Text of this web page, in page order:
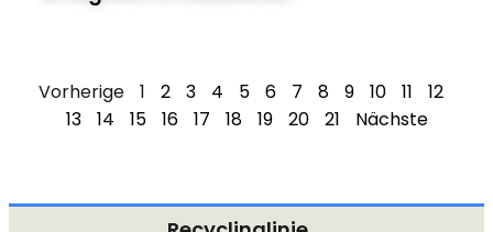
Vorherige 1 2 3 4 5 6 7 8 9 10 11
12
13
14 15 16 17 18 19 20 21 Nächste